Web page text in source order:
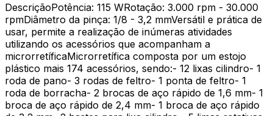
DescriçãoPotência: 115 WRotação: 3.000 rpm - 30.000
rpmDiâmetro da pinça: 1/8 - 3,2 mmVersátil e prática de
usar, permite a realização de inúmeras atividades
utilizando os acessórios que acompanham a
microrretíficaMicrorretífica composta por um estojo
plástico mais 174 acessórios, sendo:- 12 lixas cilindro- 1
roda de pano- 3 rodas de feltro- 1 ponta de feltro- 1
roda de borracha- 2 brocas de aço rápido de 1,6 mm- 1
broca de aço rápido de 2,4 mm- 1 broca de aço rápido